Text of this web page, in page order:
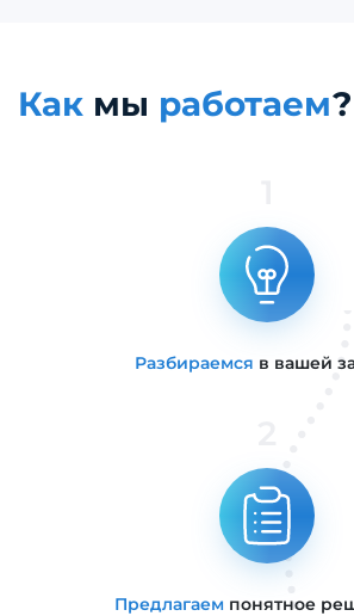
Как мы работаем?
Разбираемся в вашей
Предлагаемпонятное